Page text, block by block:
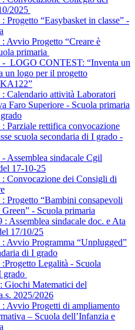
2025
Progetto “Easybasket in classe” -
Avvio Progetto “Creare è
primaria
- LOGO CONTEST: “Inventa un
un logo per il progetto
Calendario attività Laboratori
Faro Superiore - Scuola primaria
Parziale rettifica convocazione
scuola secondaria di I grado -
Assemblea sindacale Cgil
17-10-25
Convocazione dei Consigli di
Progetto “Bambini consapevoli
Green” - Scuola primaria
: Assemblea sindacale doc. e Ata
17/10/25
Avvio Programma “Unplugged”
di I grado
Legalità - Scuola
grado
Giochi Matematici del
2025/2026
Avvio Progetti di ampliamento
– Scuola dell’Infanzia e